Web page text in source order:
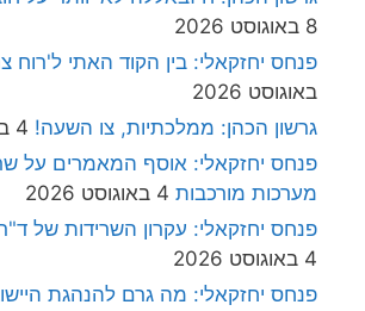
8 באוגוסט 2026
פנחס יחזקאלי: בין הקוד האתי ל'רוח
באוגוסט 2026
גרשון הכהן: ממלכתיות, צו השעה! 4 באוגוסט 2026
פנחס יחזקאלי: אוסף המאמרים על
מערכות מורכבות 4 באוגוסט 2026
פנחס יחזקאלי: עקרון השרידות של ד"ר
4 באוגוסט 2026
פנחס יחזקאלי: מה גרם להנהגת